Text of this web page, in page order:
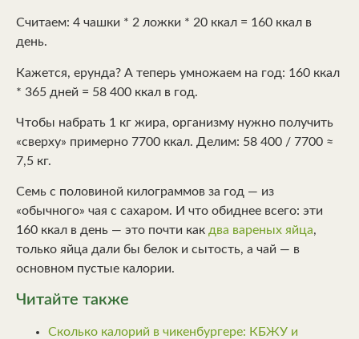
Считаем: 4 чашки * 2 ложки * 20 ккал = 160 ккал в
день.
Кажется, ерунда? А теперь умножаем на год: 160 ккал
* 365 дней = 58 400 ккал в год.
Чтобы набрать 1 кг жира, организму нужно получить
«сверху» примерно 7700 ккал. Делим: 58 400 / 7700 ≈
7,5 кг.
Семь с половиной килограммов за год — из
«обычного» чая с сахаром. И что обиднее всего: эти
160 ккал в день — это почти как два вареных яйца,
только яйца дали бы белок и сытость, а чай — в
основном пустые калории.
Читайте также
Сколько калорий в чикенбургере: КБЖУ и